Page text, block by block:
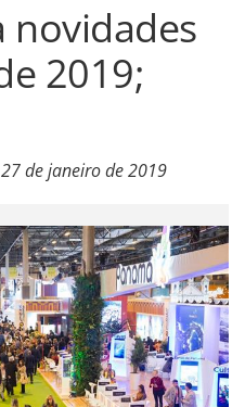
novidades
2019;
de janeiro de 2019